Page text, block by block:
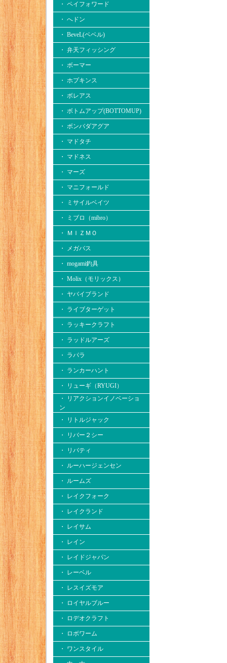
・ ペイフォワード
・ へドン
・ BeveL(ベベル)
・ 弁天フィッシング
・ ボーマー
・ ホプキンス
・ ボレアス
・ ボトムアップ(BOTTOMUP)
・ ボンバダアグア
・ マドタチ
・ マドネス
・ マーズ
・ マニフォールド
・ ミサイルベイツ
・ ミブロ（mibro）
・ ＭＩＺＭＯ
・ メガバス
・ mogami釣具
・ Molix（モリックス）
・ ヤバイブランド
・ ライブターゲット
・ ラッキークラフト
・ ラッドルアーズ
・ ラパラ
・ ランカーハント
・ リューギ（RYUGI）
・ リアクションイノベーショ
ン
・ リトルジャック
・ リバー２シー
・ リバティ
・ ルーハージェンセン
・ ルームズ
・ レイクフォーク
・ レイクランド
・ レイサム
・ レイン
・ レイドジャパン
・ レーベル
・ レスイズモア
・ ロイヤルブルー
・ ロデオクラフト
・ ロボワーム
・ ワンスタイル